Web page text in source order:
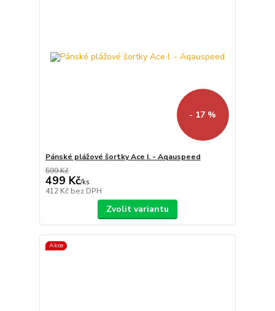
- 17 %
Pánské plážové šortky Ace I. - Aqauspeed
599 Kč
499 Kč/ks
412 Kč bez DPH
Zvolit variantu
Akce